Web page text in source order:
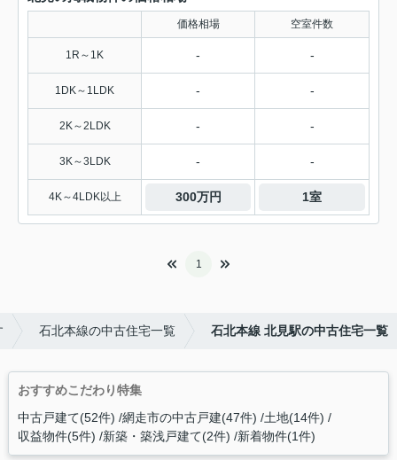
価格相場 空室件数
1R～1K - -
1DK～1LDK - -
2K～2LDK - -
3K～3LDK - -
4K～4LDK以上 300万円 1室
1
石北本線の中古住宅一覧 石北本線 北見駅の中古住宅一覧
おすすめこだわり特集
中古戸建て(52件) 網走市の中古戸建(47件) 土地(14件)
収益物件(5件) 新築・築浅戸建て(2件) 新着物件(1件)